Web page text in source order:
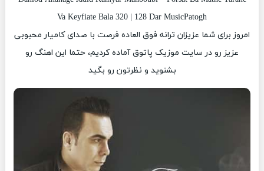
Va Keyfiate Bala 320 | 128 Dar MusicPatogh
امروز برای شما عزیزان ترانه فوق العاده فرصت با صدای کامیار محبوبی
عزیز رو در سایت موزیک پاتوق آماده کردیم، حتما این اهنگ رو
بشنوید و نظرتون رو بگید